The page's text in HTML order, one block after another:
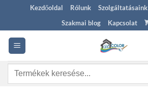
content
Kezdőoldal Rólunk Szolgáltatásaink
Szakmai blog
Kapcsolat
Keresés